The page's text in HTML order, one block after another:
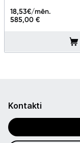
585,00 €
18,53€/mēn.
Kontakti